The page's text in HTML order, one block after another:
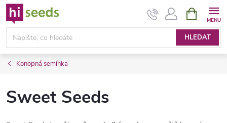
Přejít
na
obsah
HLEDAT
NÁKUPNÍ
KOŠÍK
Konopná semínka
Sweet Seeds